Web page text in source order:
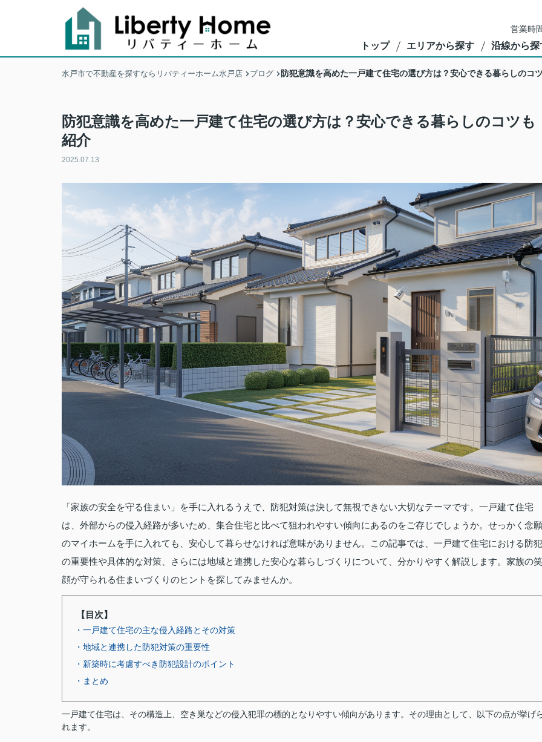
営業時
トップ エリアから探す 沿線から探
水戸市で不動産を探すならリバティーホーム水戸店 ブログ 防犯意識を高めた一戸建て住宅の選び方は？安心できる暮らしのコ
防犯意識を高めた一戸建て住宅の選び方は？安心できる暮らしのコツも
紹介
2025.07.13
「家族の安全を守る住まい」を手に入れるうえで、防犯対策は決して無視できない大切なテーマです。一戸建て住宅
は、外部からの侵入経路が多いため、集合住宅と比べて狙われやすい傾向にあるのをご存じでしょうか。せっかく念願
のマイホームを手に入れても、安心して暮らせなければ意味がありません。この記事では、一戸建て住宅における防犯
の重要性や具体的な対策、さらには地域と連携した安心な暮らしづくりについて、分かりやすく解説します。家族の笑
顔が守られる住まいづくりのヒントを探してみませんか。
【目次】
・一戸建て住宅の主な侵入経路とその対策
・地域と連携した防犯対策の重要性
・新築時に考慮すべき防犯設計のポイント
・まとめ
一戸建て住宅は、その構造上、空き巣などの侵入犯罪の標的となりやすい傾向があります。その理由として、以下の点が挙げ
れます。